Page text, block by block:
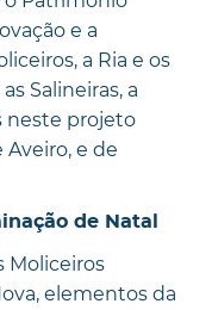
e a
a Ria e os
Salineiras, a
neste projeto
e de
de Natal
Moliceiros
elementos da